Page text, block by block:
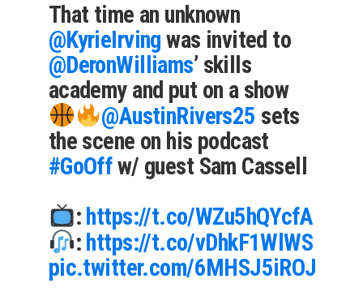
That time an unknown
@KyrieIrving was invited to
@DeronWilliams’ skills
academy and put on a show
@AustinRivers25 sets
the scene on his podcast
#GoOffw/ guest Sam Cassell
: https://t.co/WZu5hQYcfA
: https://t.co/vDhkF1WlWS
pic.twitter.com/6MHSJ5iROJ